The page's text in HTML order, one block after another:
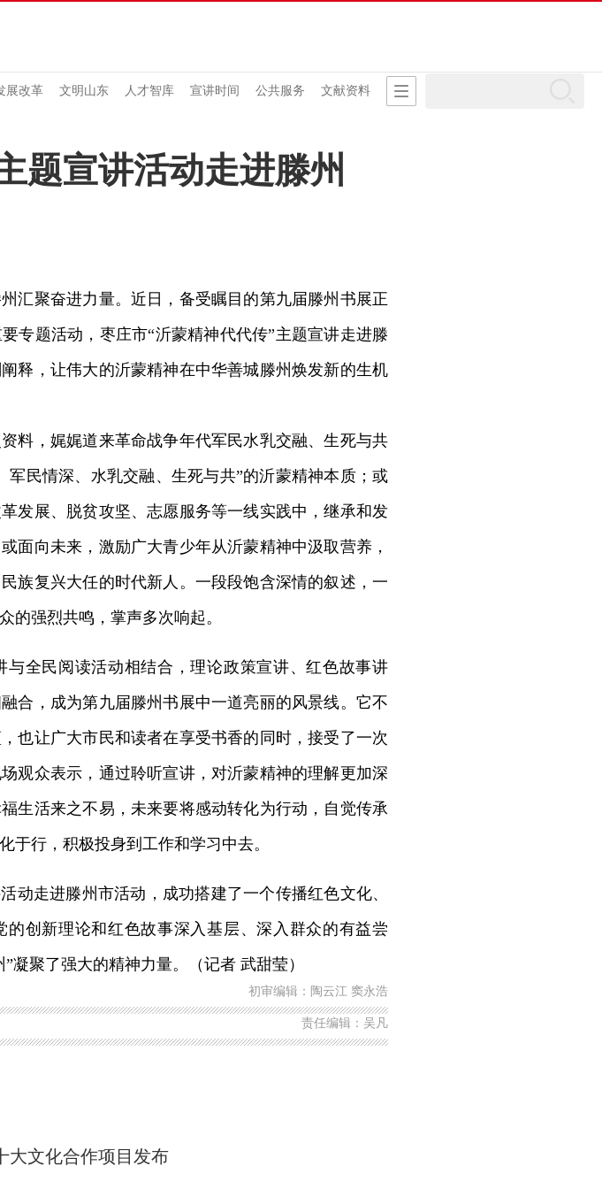
展改革 文明山东 人才智库 宣讲时间 公共服务 文献资料
题宣讲活动走进滕州
聚奋进力量。近日，备受瞩目的第九届滕州书展正
专题活动，枣庄市“沂蒙精神代代传”主题宣讲走进滕
释，让伟大的沂蒙精神在中华善城滕州焕发新的生机
，娓娓道来革命战争年代军民水乳交融、生死与共
军民情深、水乳交融、生死与共”的沂蒙精神本质；或
发展、脱贫攻坚、志愿服务等一线实践中，继承和发
面向未来，激励广大青少年从沂蒙精神中汲取营养，
族复兴大任的时代新人。一段段饱含深情的叙述，一
的强烈共鸣，掌声多次响起。
全民阅读活动相结合，理论政策宣讲、红色故事讲
合，成为第九届滕州书展中一道亮丽的风景线。它不
也让广大市民和读者在享受书香的同时，接受了一次
观众表示，通过聆听宣讲，对沂蒙精神的理解更加深
生活来之不易，未来要将感动转化为行动，自觉传承
于行，积极投身到工作和学习中去。
走进滕州市活动，成功搭建了一个传播红色文化、
创新理论和红色故事深入基层、深入群众的有益尝
凝聚了强大的精神力量。（记者 武甜莹）
初审编辑：陶云江 窦永浩
责任编辑：吴凡
大文化合作项目发布